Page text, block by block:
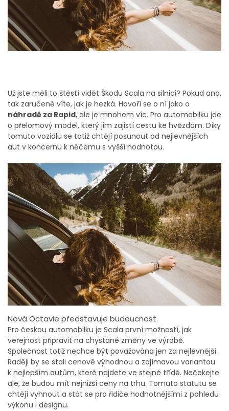
Už jste měli to štěstí vidět Škodu Scala na silnici? Pokud ano,
tak zaručeně víte, jak je hezká. Hovoří se o ní jako o
náhradě za Rapid, ale je mnohem víc. Pro automobilku jde
o přelomový model, který jim zajistí cestu ke hvězdám. Díky
tomuto vozidlu se totiž chtějí posunout od nejlevnějších
aut v koncernu k něčemu s vyšší hodnotou.
Nová Octavie představuje budoucnost
Pro českou automobilku je Scala první možností, jak
veřejnost připravit na chystané změny ve výrobě.
Společnost totiž nechce být považována jen za nejlevnější.
Raději by se stali cenově výhodnou a zajímavou variantou
k nejlepším autům, které najdete ve stejné třídě. Nečekejte
ale, že budou mít nejnižší ceny na trhu. Tomuto statutu se
chtějí vyhnout a stát se pro řidiče hodnotnějšími z pohledu
výkonu i designu.